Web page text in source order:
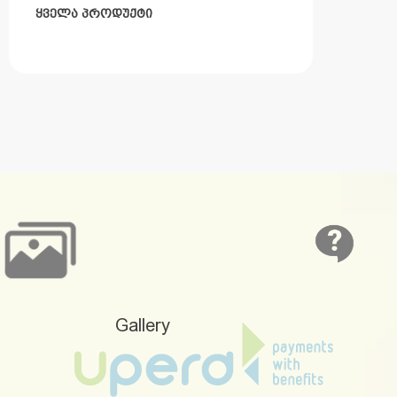
ᲧᲕᲔᲚᲐ ᲞᲠᲝᲓᲣᲥᲢᲘ
Gallery